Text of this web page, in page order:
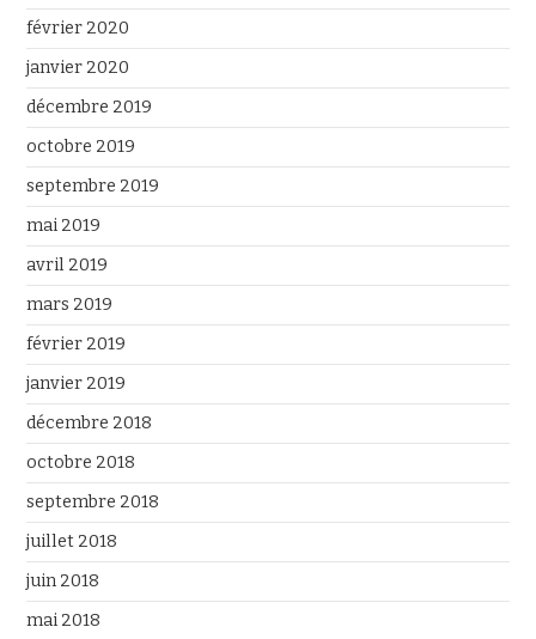
février 2020
janvier 2020
décembre 2019
octobre 2019
septembre 2019
mai 2019
avril 2019
mars 2019
février 2019
janvier 2019
décembre 2018
octobre 2018
septembre 2018
juillet 2018
juin 2018
mai 2018